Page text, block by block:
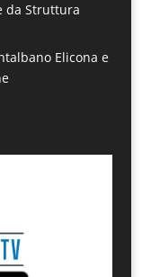
da Struttura
Elicona e